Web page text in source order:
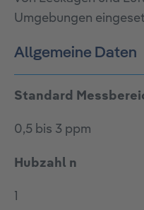
Umgebungen
Allgemeine Daten
Standard
0,5 bis 3 ppm
Hubzahl n
1